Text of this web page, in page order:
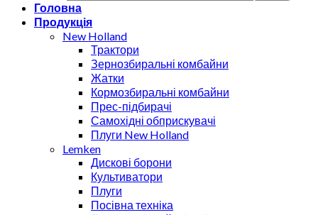
Головна
Продукція
New Holland
Трактори
Зернозбиральні комбайни
Жатки
Кормозбиральні комбайни
Прес-підбирачі
Самохідні обприскувачі
Плуги New Holland
Lemken
Дискові борони
Культиватори
Плуги
Посівна техніка